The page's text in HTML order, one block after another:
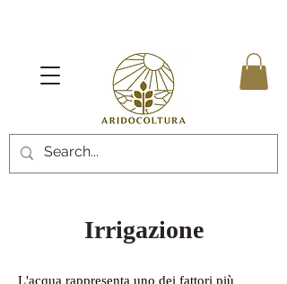
Irrigazione
L'acqua rappresenta uno dei fattori più